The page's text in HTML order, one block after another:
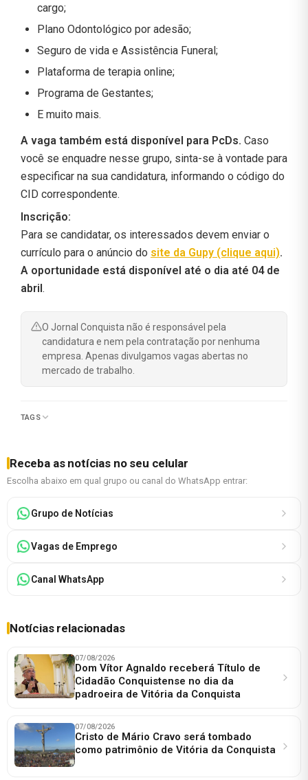
cargo;
Plano Odontológico por adesão;
Seguro de vida e Assistência Funeral;
Plataforma de terapia online;
Programa de Gestantes;
E muito mais.
A vaga também está disponível para PcDs. Caso
você se enquadre nesse grupo, sinta-se à vontade para
especificar na sua candidatura, informando o código do
CID correspondente.
Inscrição:
Para se candidatar, os interessados devem enviar o
currículo para o anúncio do site da Gupy (clique aqui).
A oportunidade está disponível até o dia até 04 de
abril.
O Jornal Conquista não é responsável pela
candidatura e nem pela contratação por nenhuma
empresa. Apenas divulgamos vagas abertas no
mercado de trabalho.
TAGS
Receba as notícias no seu celular
Escolha abaixo em qual grupo ou canal do WhatsApp entrar:
Grupo de Notícias
Vagas de Emprego
Canal WhatsApp
Notícias relacionadas
07/08/2026
Dom Vítor Agnaldo receberá Título de
Cidadão Conquistense no dia da
padroeira de Vitória da Conquista
07/08/2026
Cristo de Mário Cravo será tombado
como patrimônio de Vitória da Conquista